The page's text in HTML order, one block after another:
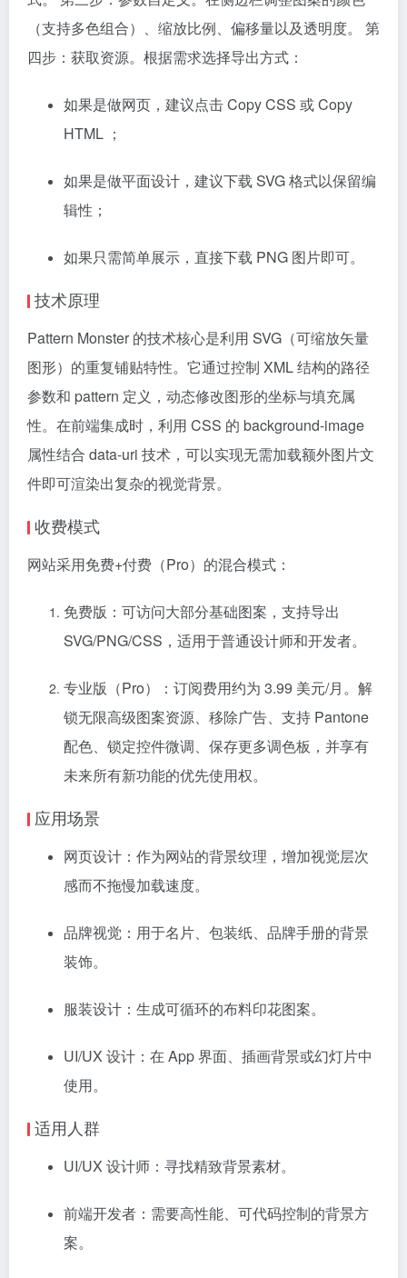
（支持多色组合）、缩放比例、偏移量以及透明度。 第
四步：获取资源。根据需求选择导出方式：
如果是做网页，建议点击 Copy CSS 或 Copy
HTML ；
如果是做平面设计，建议下载 SVG 格式以保留编
辑性；
如果只需简单展示，直接下载 PNG 图片即可。
技术原理
Pattern Monster 的技术核心是利用 SVG（可缩放矢量
图形）的重复铺贴特性。它通过控制 XML 结构的路径
参数和 pattern 定义，动态修改图形的坐标与填充属
性。在前端集成时，利用 CSS 的 background-image
属性结合 data-uri 技术，可以实现无需加载额外图片文
件即可渲染出复杂的视觉背景。
收费模式
网站采用免费+付费（Pro）的混合模式：
免费版：可访问大部分基础图案，支持导出
SVG/PNG/CSS，适用于普通设计师和开发者。
专业版（Pro）：订阅费用约为 3.99 美元/月。解
锁无限高级图案资源、移除广告、支持 Pantone
配色、锁定控件微调、保存更多调色板，并享有
未来所有新功能的优先使用权。
应用场景
网页设计：作为网站的背景纹理，增加视觉层次
感而不拖慢加载速度。
品牌视觉：用于名片、包装纸、品牌手册的背景
装饰。
服装设计：生成可循环的布料印花图案。
UI/UX 设计：在 App 界面、插画背景或幻灯片中
使用。
适用人群
UI/UX 设计师：寻找精致背景素材。
前端开发者：需要高性能、可代码控制的背景方
案。